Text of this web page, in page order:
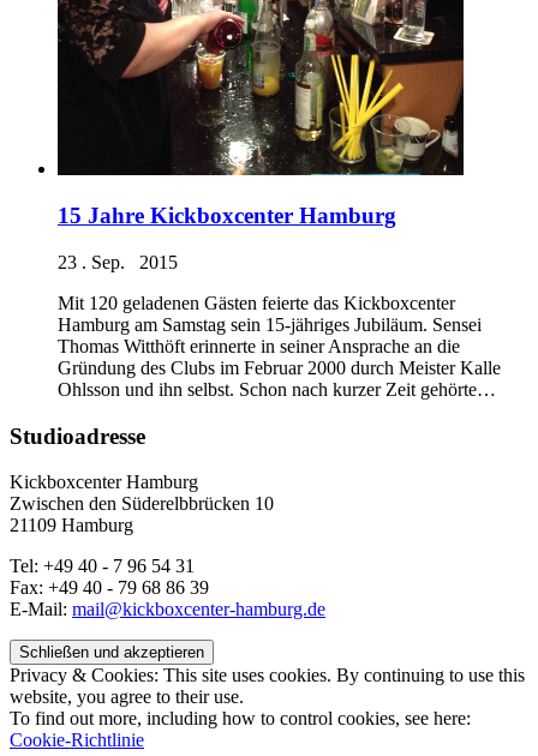
15 Jahre Kickboxcenter Hamburg
23 . Sep. 2015
Mit 120 geladenen Gästen feierte das Kickboxcenter
Hamburg am Samstag sein 15-jähriges Jubiläum. Sensei
Thomas Witthöft erinnerte in seiner Ansprache an die
Gründung des Clubs im Februar 2000 durch Meister Kalle
Ohlsson und ihn selbst. Schon nach kurzer Zeit gehörte…
Studioadresse
Kickboxcenter Hamburg
Zwischen den Süderelbbrücken 10
21109 Hamburg
Tel: +49 40 - 7 96 54 31
Fax: +49 40 - 79 68 86 39
E-Mail: mail@kickboxcenter-hamburg.de
Privacy & Cookies: This site uses cookies. By continuing to use this
website, you agree to their use.
To find out more, including how to control cookies, see here:
Cookie-Richtlinie